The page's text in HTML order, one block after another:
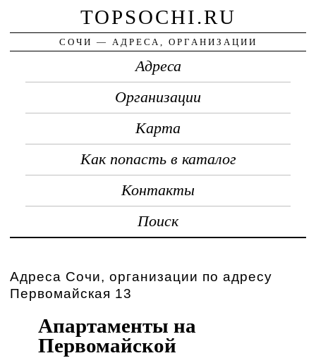
TOPSOCHI.RU
СОЧИ — АДРЕСА, ОРГАНИЗАЦИИ
Адреса
Организации
Карта
Как попасть в каталог
Контакты
Поиск
Адреса Сочи, организации по адресу
Первомайская 13
Апартаменты на
Первомайской